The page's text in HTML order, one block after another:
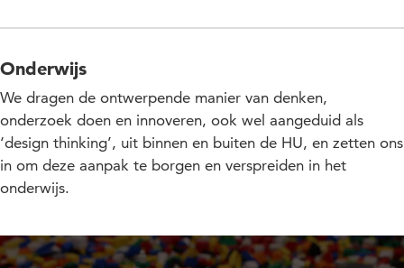
Onderwijs
We dragen de ontwerpende manier van denken,
onderzoek doen en innoveren, ook wel aangeduid als
‘design thinking’, uit binnen en buiten de HU, en zetten ons
in om deze aanpak te borgen en verspreiden in het
onderwijs.